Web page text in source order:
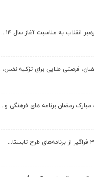
انقلاب به مناسبت آغاز سال ۱۴...
فرصتی طلایی برای تزکیه نفس، ...
مبارک رمضان برنامه های فرهنگی و...